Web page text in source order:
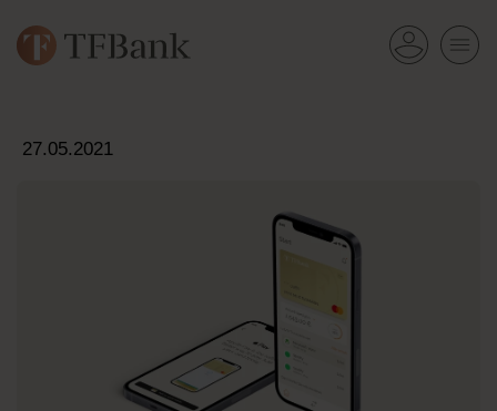
27.05.2021